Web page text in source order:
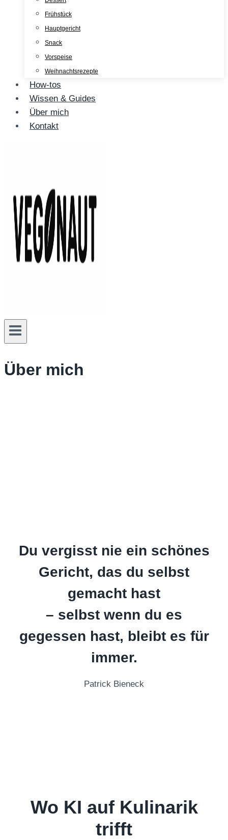
Frühstück
Hauptgericht
Snack
Vorspeise
Weihnachtsrezepte
How-tos
Wissen & Guides
Über mich
Kontakt
Über mich
Du vergisst nie ein schönes
Gericht, das du selbst
gemacht hast
– selbst wenn du es
gegessen hast, bleibt es für
immer.
Patrick Bieneck
Wo KI auf Kulinarik
trifft